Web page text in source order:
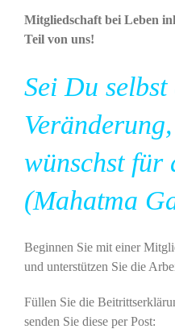
Mitgliedschaft bei Leben
Teil von uns!
Sei Du selbst
wünschst für
(Mahatma
Beginnen Sie mit einer
und unterstützen Sie die
Füllen Sie die
senden Sie diese per Post: